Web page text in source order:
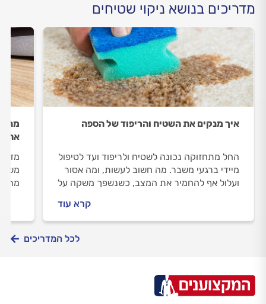
מדריכים בנושא ניקוי שטיחים
איך מנקים את השטיח והריפוד של הספה
החל מתחזוקה נכונה לשטיח ולריפוד ועד לטיפול
מיידי ברגעי משבר. מה חשוב לעשות, ומה אסור
ועלול אף להחמיר את המצב, כשנשפך משקה על
קרא עוד
מהן
את
לכל המדריכים